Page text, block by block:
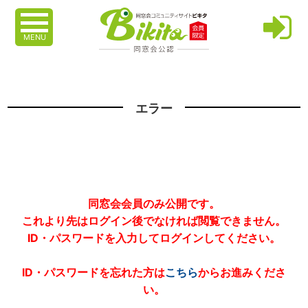
MENU
エラー
同窓会会員のみ公開です。
これより先はログイン後でなければ閲覧できません。
ID・パスワードを入力してログインしてください。
ID・パスワードを忘れた方はこちらからお進みくださ
い。